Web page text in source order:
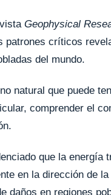
Geophysical
patrones críticos
del mundo.
natural que puede
comprender el
que la
en la dirección de
daños en regiones